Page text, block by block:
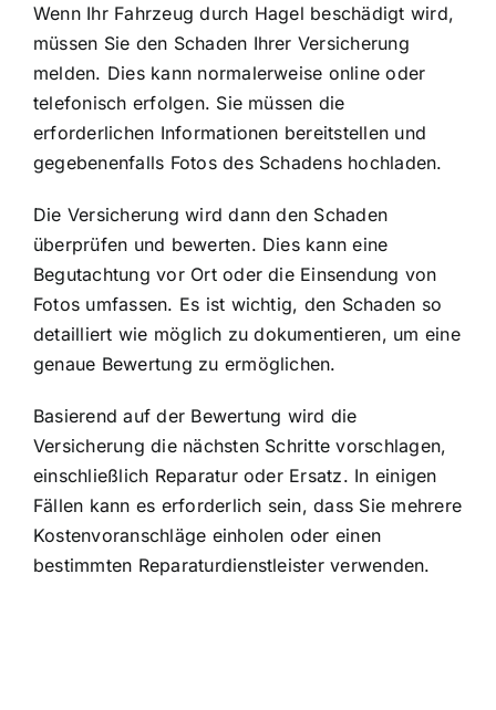
Wenn Ihr Fahrzeug durch Hagel beschädigt wird,
müssen Sie den Schaden Ihrer Versicherung
melden. Dies kann normalerweise online oder
telefonisch erfolgen. Sie müssen die
erforderlichen Informationen bereitstellen und
gegebenenfalls Fotos des Schadens hochladen.
Die Versicherung wird dann den Schaden
überprüfen und bewerten. Dies kann eine
Begutachtung vor Ort oder die Einsendung von
Fotos umfassen. Es ist wichtig, den Schaden so
detailliert wie möglich zu dokumentieren, um eine
genaue Bewertung zu ermöglichen.
Basierend auf der Bewertung wird die
Versicherung die nächsten Schritte vorschlagen,
einschließlich Reparatur oder Ersatz. In einigen
Fällen kann es erforderlich sein, dass Sie mehrere
Kostenvoranschläge einholen oder einen
bestimmten Reparaturdienstleister verwenden.